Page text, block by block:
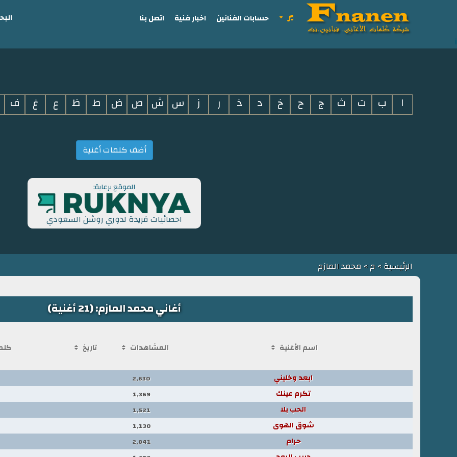
i
حسابات الفنانين اخبار فنية اتصل بنا
ا ب ت ث ج ح خ د ذ ر ز س ش ص ض ط ظ ع غ ف
أضف كلمات أغنية
الموقع برعاية:
احصائيات فريدة لدوري روشن السعودي
الرئيسية> م> محمد المازم
أغاني محمد المازم: (21 أغنية)
اسم الأغنية المشاهدات تاريخ
ابعد وخليني 2,630
تكرم عينك 1,369
الحب بلا 1,521
شوق الهوى 1,130
حرام 2,841